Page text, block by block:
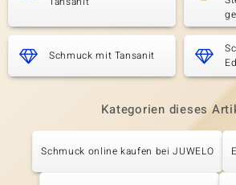
Schmuck mit Tansanit
Kategorien dieses
Schmuck online kaufen bei JUWELO